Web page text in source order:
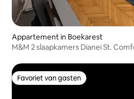
Appartement in Boekarest
M&M 2 slaapkamers Dianei St.
Favoriet van gasten
Favoriet van gasten